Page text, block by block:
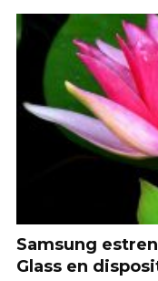
Samsung
Glass en